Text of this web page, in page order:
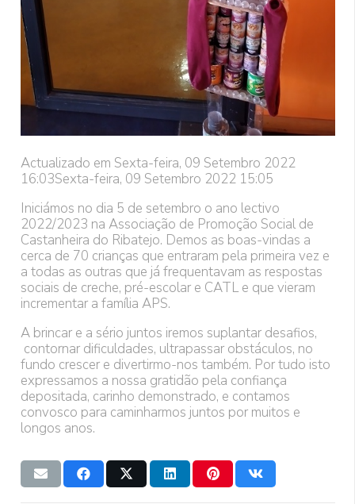
Actualizado em Sexta-feira, 09 Setembro 2022
16:03Sexta-feira, 09 Setembro 2022 15:05
Iniciámos no dia 5 de setembro o ano lectivo
2022/2023 na Associação de Promoção Social de
Castanheira do Ribatejo. Demos as boas-vindas a
cerca de 70 crianças que entraram pela primeira vez e
a todas as outras que já frequentavam as respostas
sociais de creche, pré-escolar e CATL e que vieram
incrementar a família APS.
A brincar e a sério juntos iremos suplantar desafios,
contornar dificuldades, ultrapassar obstáculos, no
fundo crescer e divertirmo-nos também. Por tudo isto
expressamos a nossa gratidão pela confiança
depositada, carinho demonstrado, e contamos
convosco para caminharmos juntos por muitos e
longos anos.